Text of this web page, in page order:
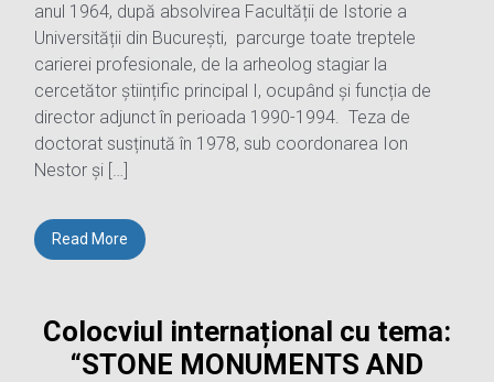
anul 1964, după absolvirea Facultății de Istorie a
Universității din București, parcurge toate treptele
carierei profesionale, de la arheolog stagiar la
cercetător științific principal I, ocupând și funcția de
director adjunct în perioada 1990-1994. Teza de
doctorat susținută în 1978, sub coordonarea Ion
Nestor și […]
Read More
Colocviul internațional cu tema:
“STONE MONUMENTS AND